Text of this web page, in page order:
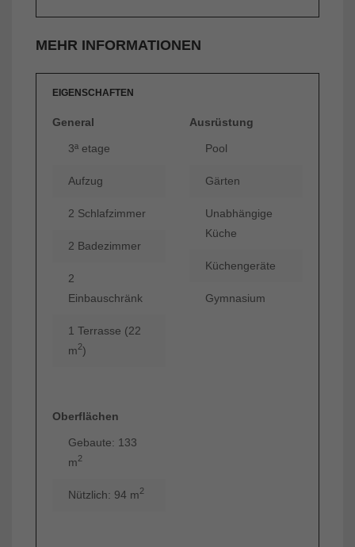
MEHR INFORMATIONEN
EIGENSCHAFTEN
General
3ª etage
Aufzug
2 Schlafzimmer
2 Badezimmer
2
Einbauschränk
1 Terrasse (22
m2)
Oberflächen
Gebaute: 133
m2
Nützlich: 94 m2
Ausrüstung
Pool
Gärten
Unabhängige
Küche
Küchengeräte
Gymnasium